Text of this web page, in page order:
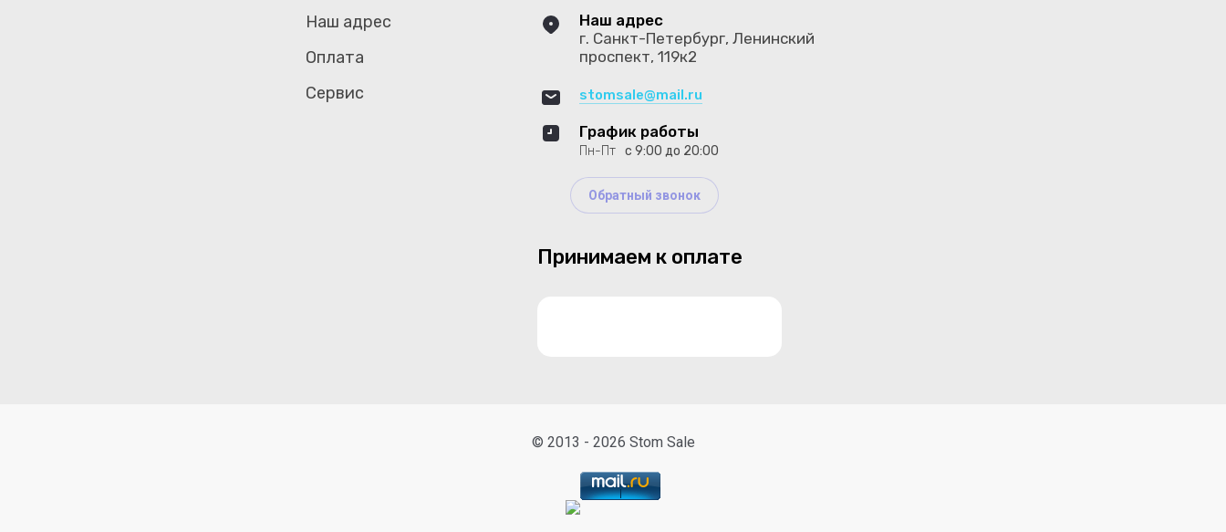
Наш адрес
Оплата
Сервис
Наш адрес
г. Санкт-Петербург, Ленинский
проспект, 119к2
stomsale@mail.ru
График работы
Пн-Пт с 9:00 до 20:00
Обратный звонок
Принимаем к оплате
© 2013 - 2026 Stom Sale